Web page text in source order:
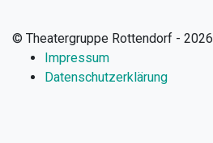
© Theatergruppe Rottendorf - 2026
Impressum
Datenschutzerklärung